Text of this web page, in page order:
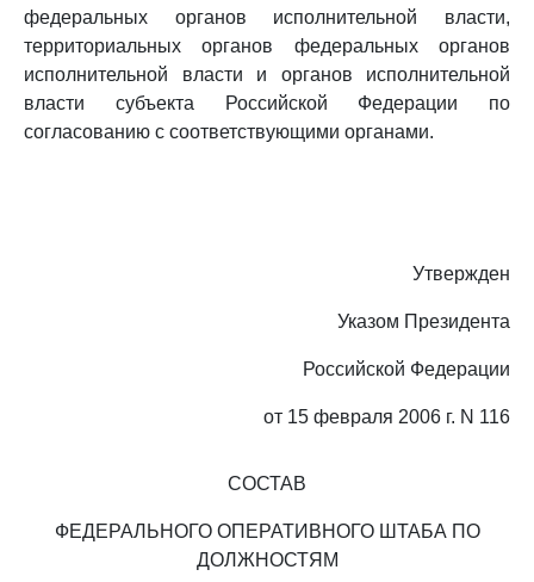
федеральных органов исполнительной власти,
территориальных органов федеральных органов
исполнительной власти и органов исполнительной
власти субъекта Российской Федерации по
согласованию с соответствующими органами.
Утвержден
Указом Президента
Российской Федерации
от 15 февраля 2006 г. N 116
СОСТАВ
ФЕДЕРАЛЬНОГО ОПЕРАТИВНОГО ШТАБА ПО
ДОЛЖНОСТЯМ